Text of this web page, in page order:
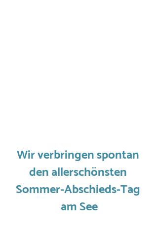
Wir verbringen spontan
den allerschönsten
Sommer-Abschieds-Tag
am See